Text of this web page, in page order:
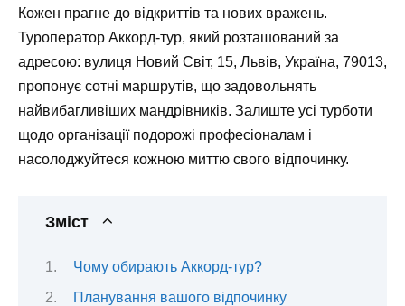
Кожен прагне до відкриттів та нових вражень.
Туроператор Аккорд-тур, який розташований за
адресою: вулиця Новий Світ, 15, Львів, Україна, 79013,
пропонує сотні маршрутів, що задовольнять
найвибагливіших мандрівників. Залиште усі турботи
щодо організації подорожі професіоналам і
насолоджуйтеся кожною миттю свого відпочинку.
Зміст
Чому обирають Аккорд-тур?
Планування вашого відпочинку